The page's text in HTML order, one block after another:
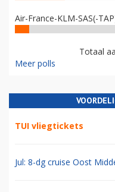
Air-France-KLM-SAS(-
Totaal
Meer polls
TUI vliegtickets
Jul: 8-dg cruise Oost